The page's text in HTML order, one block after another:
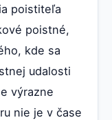
poistiteľa
poistné,
kde sa
udalosti
výrazne
nie je v čase